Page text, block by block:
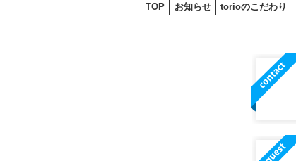
TOP お知らせ torioのこだわり